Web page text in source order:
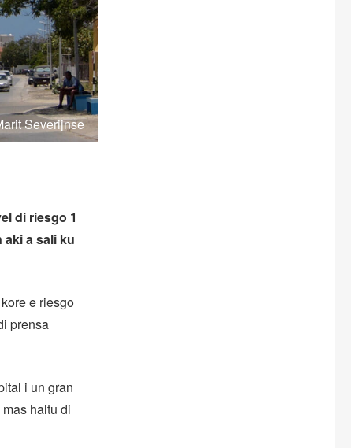
Severijnse
di riesgo 1
aki a sali ku
e riesgo
prensa
i un gran
haltu di